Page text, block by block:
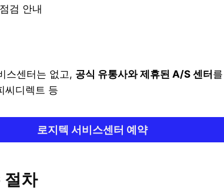
검 안내
스센터는 없고, 공식 유통사와 제휴된 A/S 센터
씨디렉트 등
로지텍 서비스센터 예약
절차